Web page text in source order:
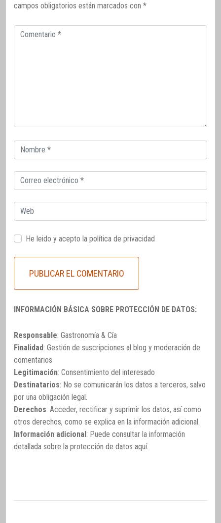
campos obligatorios están marcados con *
Comentario
Correo
electrónico
Correo
electrónico
Web
He leido y acepto la política de privacidad
INFORMACIÓN BÁSICA SOBRE PROTECCIÓN DE DATOS:
Responsable: Gastronomía & Cía
Finalidad: Gestión de suscripciones al blog y moderación de
comentarios
Legitimación: Consentimiento del interesado
Destinatarios: No se comunicarán los datos a terceros, salvo
por una obligación legal.
Derechos: Acceder, rectificar y suprimir los datos, así como
otros derechos, como se explica en la información adicional.
Información adicional : Puede consultar la información
detallada sobre la protección de datos aquí.